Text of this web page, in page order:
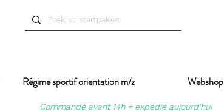
Régime sportif orientation m/z Webshop
Commandé avant 14h = expédié aujourd'hui